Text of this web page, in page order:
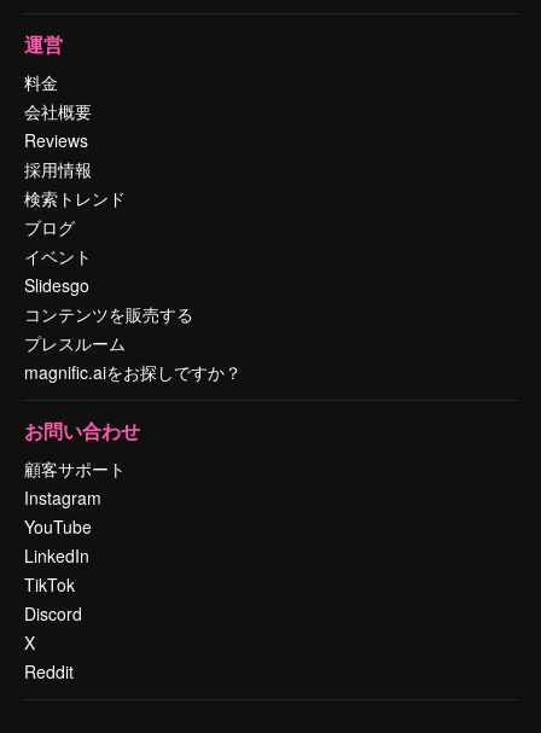
運営
料金
会社概要
Reviews
採用情報
検索トレンド
ブログ
イベント
Slidesgo
コンテンツを販売する
プレスルーム
magnific.aiをお探しですか？
お問い合わせ
顧客サポート
Instagram
YouTube
LinkedIn
TikTok
Discord
X
Reddit